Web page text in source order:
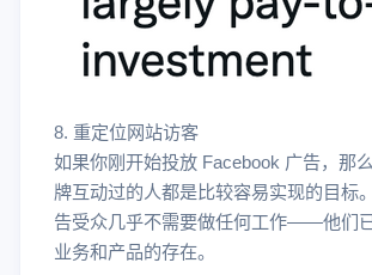
8. 重定位网站访客
如果你刚开始投放 Facebook 广告，那
牌互动过的人都是比较容易实现的目标
告受众几乎不需要做任何工作——他们
业务和产品的存在。